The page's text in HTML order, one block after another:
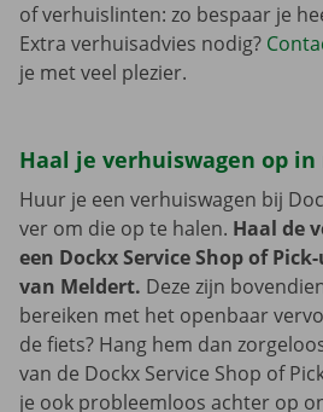
of verhuislinten: zo bespaar je
Extra verhuisadvies nodig?
je met veel plezier.
Haal je verhuiswagen op
Huur je een verhuiswagen bij
ver om die op te halen. Haal de
een Dockx Service Shop of
van Meldert. Deze zijn
bereiken met het openbaar
de fiets? Hang hem dan
van de Dockx Service Shop of
je ook probleemloos achter op